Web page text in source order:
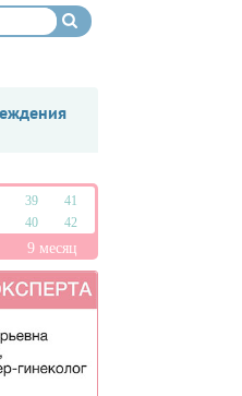
39
41
40 42
9 месяц